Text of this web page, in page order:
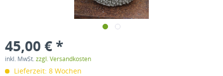
45,00 € *
inkl. MwSt.zzgl. Versandkosten
Lieferzeit: 8 Wochen